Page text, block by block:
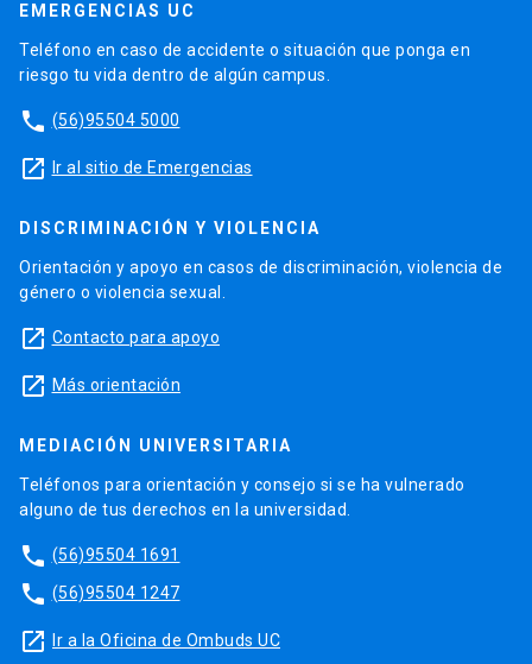
EMERGENCIAS UC
Teléfono en caso de accidente o situación que ponga en
riesgo tu vida dentro de algún campus.
phone (56)95504 5000
launch Ir al sitio de Emergencias
DISCRIMINACIÓN Y VIOLENCIA
Orientación y apoyo en casos de discriminación, violencia de
género o violencia sexual.
launch Contacto para apoyo
launch Más orientación
MEDIACIÓN UNIVERSITARIA
Teléfonos para orientación y consejo si se ha vulnerado
alguno de tus derechos en la universidad.
phone (56)95504 1691
phone (56)95504 1247
launch Ir a la Oficina de Ombuds UC